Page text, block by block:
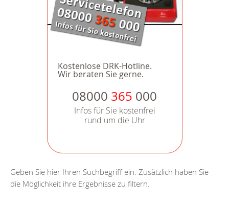
Kostenlose DRK-Hotline.
Wir beraten Sie gerne.
08000 365 000
Infos für Sie kostenfrei
rund um die Uhr
Geben Sie hier Ihren Suchbegriff ein. Zusätzlich haben Sie
die Möglichkeit ihre Ergebnisse zu filtern.